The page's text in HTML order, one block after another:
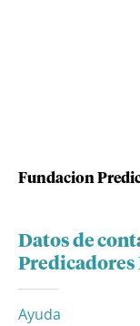
Fundacion
Datos de
Ayuda